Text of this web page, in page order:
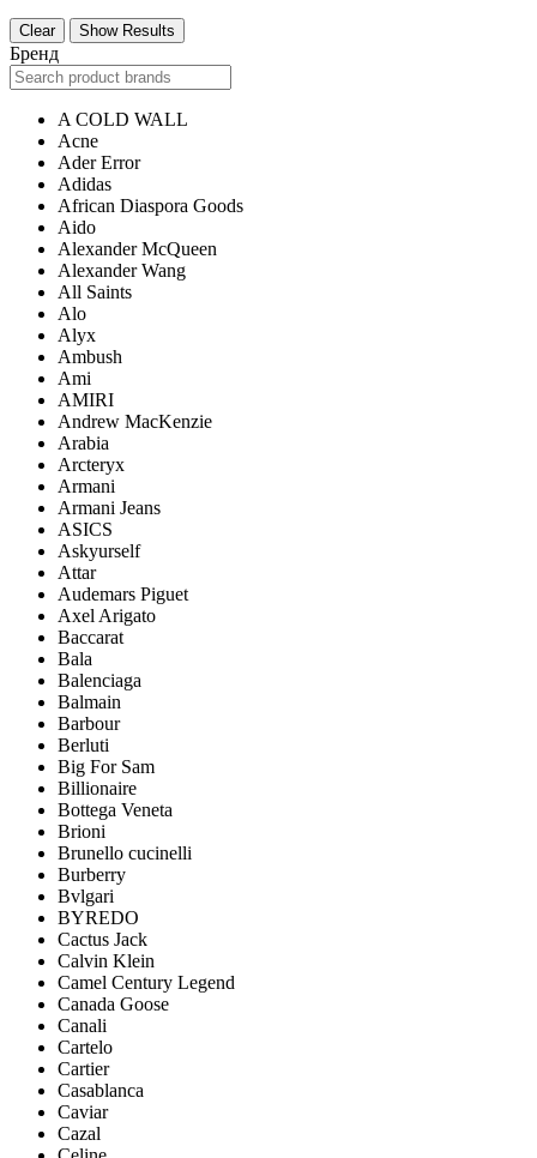
Clear Show Results
Бренд
A COLD WALL
Acne
Ader Error
Adidas
African Diaspora Goods
Aido
Alexander McQueen
Alexander Wang
All Saints
Alo
Alyx
Ambush
Ami
AMIRI
Andrew MacKenzie
Arabia
Arcteryx
Armani
Armani Jeans
ASICS
Askyurself
Attar
Audemars Piguet
Axel Arigato
Baccarat
Bala
Balenciaga
Balmain
Barbour
Berluti
Big For Sam
Billionaire
Bottega Veneta
Brioni
Brunello cucinelli
Burberry
Bvlgari
BYREDO
Cactus Jack
Calvin Klein
Camel Century Legend
Canada Goose
Canali
Cartelo
Cartier
Casablanca
Caviar
Cazal